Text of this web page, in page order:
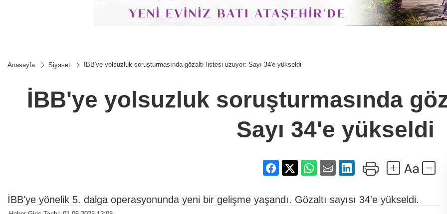
Anasayfa Siyaset İBB'ye yolsuzluk soruşturmasında gözaltı listesi uzuyor: Sayı 34'e yükseldi
İBB'ye yolsuzluk soruşturmasında
Sayı 34'e yükseldi
İBB'ye yönelik 5. dalga operasyonunda yeni bir gelişme yaşandı. Gözaltı sayısı 34'e yükseldi.